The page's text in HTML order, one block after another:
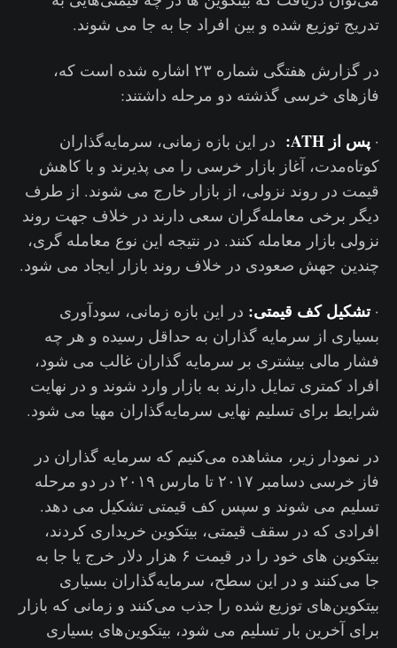
تدریج توزیع شده و بین افراد جا به جا می شوند.
در گزارش هفتگی شماره ۲۳ اشاره شده است که،
فازهای خرسی گذشته دو مرحله داشتند:
· پس از ATH:
در این بازه زمانی، سرمایه‌گذاران
کوتاه‌مدت، آغاز بازار خرسی را می پذیرند و با کاهش
قیمت در روند نزولی، از بازار خارج می شوند. از طرف
دیگر برخی معامله‌گران سعی دارند در خلاف جهت روند
نزولی بازار معامله کنند. در نتیجه این نوع معامله گری،
چندین جهش صعودی در خلاف روند بازار ایجاد می شود.
·تشکیل کف قیمتی: در این بازه زمانی، سودآوری
بسیاری از سرمایه گذاران به حداقل رسیده و هر چه
فشار مالی بیشتری بر سرمایه گذاران غالب می شود،
افراد کمتری تمایل دارند به بازار وارد شوند و در نهایت
شرایط برای تسلیم نهایی سرمایه‌گذاران مهیا می شود.
در نمودار زیر، مشاهده می‌کنیم که سرمایه گذاران در
فاز خرسی دسامبر ۲۰۱۷ تا مارس ۲۰۱۹ در دو مرحله
تسلیم می شوند و سپس کف قیمتی تشکیل می دهد.
افرادی که در سقف قیمتی، بیتکوین خریداری کردند،
بیتکوین های خود را در قیمت ۶ هزار دلار خرج یا جا به
جا می‌کنند و در این سطح، سرمایه‌گذاران بسیاری
بیتکوین‌های توزیع شده را جذب می‌کنند و زمانی که بازار
برای آخرین بار تسلیم می شود، بیتکوین‌های بسیاری